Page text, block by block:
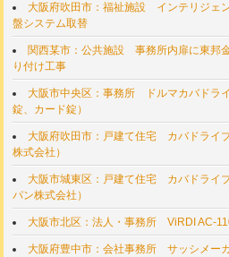
大阪府吹田市：福祉施設 インテリジェ
盤システム取替
関西某市：公共施設 事務所内扉に東
り付け工事
大阪市中央区：事務所 ドルマカバドラ
錠、カード錠）
大阪府吹田市：戸建て住宅 カバドライ
株式会社）
大阪市城東区：戸建て住宅 カバドライ
パン株式会社）
大阪市北区：法人・事務所 ViRDI AC-
大阪府豊中市：会社事務所 サッシメー